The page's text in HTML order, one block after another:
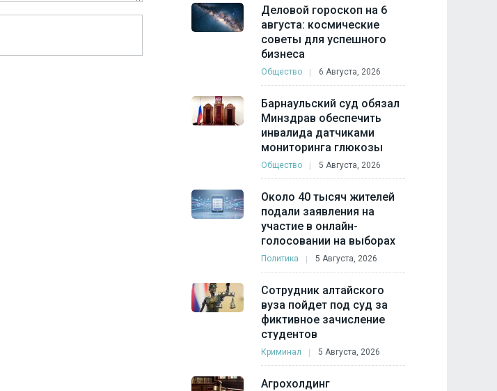
Деловой гороскоп на 6
августа: космические
советы для успешного
бизнеса
Общество 6 Августа, 2026
Барнаульский суд обязал
Минздрав обеспечить
инвалида датчиками
мониторинга глюкозы
Общество 5 Августа, 2026
Около 40 тысяч жителей
подали заявления на
участие в онлайн-
голосовании на выборах
Политика 5 Августа, 2026
Сотрудник алтайского
вуза пойдет под суд за
фиктивное зачисление
студентов
Криминал 5 Августа, 2026
Агрохолдинг